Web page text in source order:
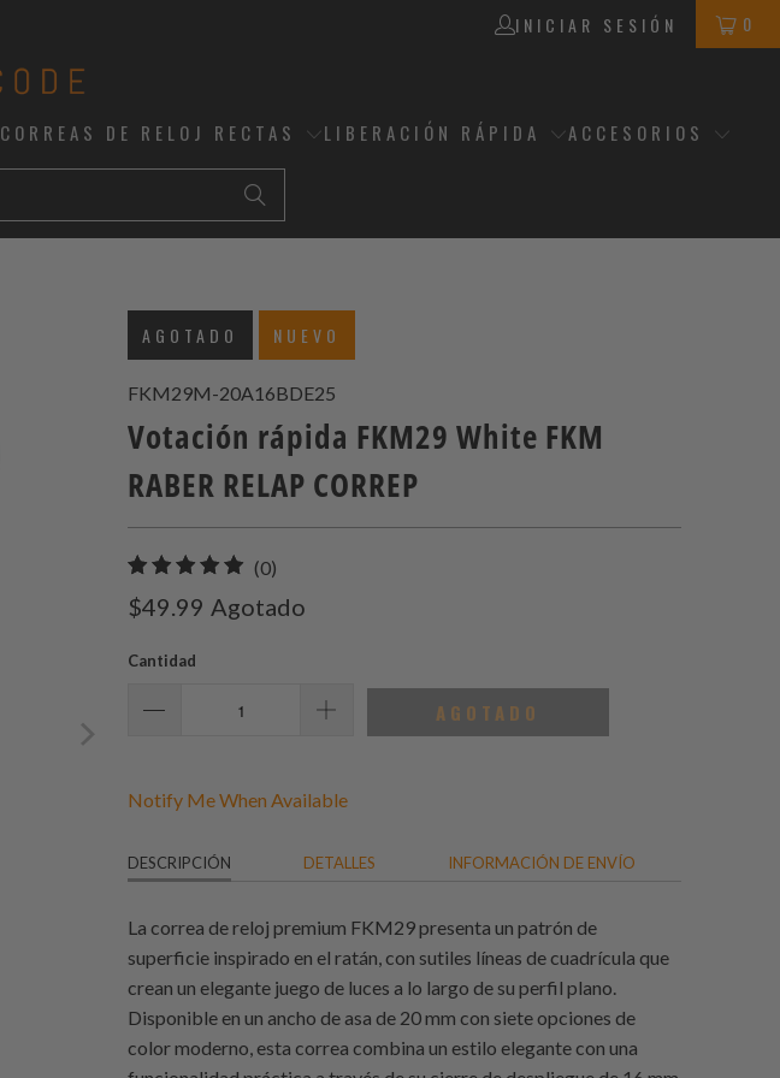
INICIAR SESIÓN 0
CORREAS DE RELOJ RECTAS LIBERACIÓN RÁPIDA ACCESORIOS
AGOTADO NUEVO
FKM29M-20A16BDE25
Votación rápida FKM29 White FKM
RABER RELAP CORREP
(0)
total
$49.99 Agotado
Cantidad
AGOTADO
Notify Me When Available
DESCRIPCIÓN DETALLES INFORMACIÓN DE ENVÍO
La correa de reloj premium FKM29 presenta un patrón de
superficie inspirado en el ratán, con sutiles líneas de cuadrícula que
crean un elegante juego de luces a lo largo de su perfil plano.
Disponible en un ancho de asa de 20 mm con siete opciones de
color moderno, esta correa combina un estilo elegante con una